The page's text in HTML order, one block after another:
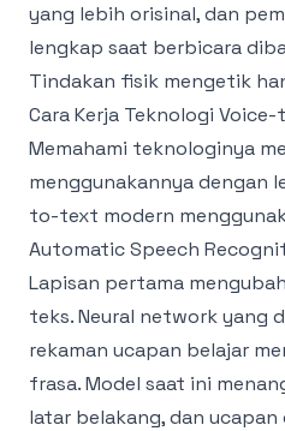
yang lebih orisinal, dan
lengkap saat berbicara
Tindakan fisik mengetik
Cara Kerja Teknologi
Memahami teknologinya
menggunakannya dengan
to-text modern
Automatic Speech
Lapisan pertama
teks. Neural network yang
rekaman ucapan belajar
frasa. Model saat ini
latar belakang, dan